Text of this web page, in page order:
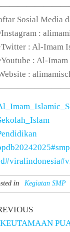
Sosial Media
:
: Al-Imam
: Al-
:
#smp
#viralindonesia
in Kegiatan SMP
KEUTAMAAN